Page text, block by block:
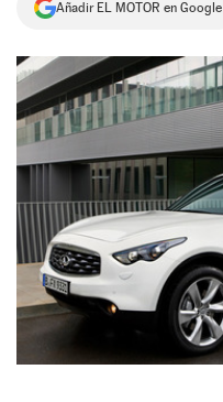
SÍGUENOS
Añadir EL MOTOR en Google